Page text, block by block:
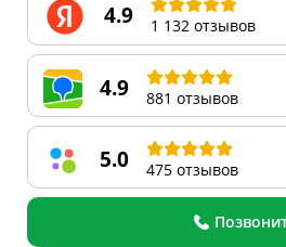
4.9 1 132 отзывов
4.9 881 отзывов
5.0 475 отзывов